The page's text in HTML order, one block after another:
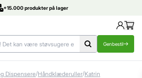
+15.000 produkter på lager
Genbestil
Dispensere/Håndklæderuller/Katrin